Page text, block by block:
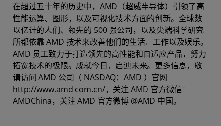
在超过五十年的历史中，AMD（超威半导体）引领了高
性能运算、图形，以及可视化技术方面的创新。全球数
以亿计的人们、领先的 500 强公司，以及尖端科学研究
所都依靠 AMD 技术来改善他们的生活、工作以及娱乐。
AMD 员工致力于打造领先的高性能和自适应产品，努力
拓宽技术的极限。成就今日，启迪未来。更多信息，敬
请访问 AMD 公司（ NASDAQ：AMD ）官网
http://www.amd.com.cn/，关注 AMD 官方微信：
AMDChina，关注 AMD 官方微博 @AMD 中国。